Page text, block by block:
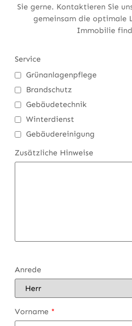
Sie gerne. Kontaktieren Sie
gemeinsam die optimale
Immobilie
Service
Grünanlagenpflege
Brandschutz
Gebäudetechnik
Winterdienst
Gebäudereinigung
Zusätzliche Hinweise
Anrede
Vorname *